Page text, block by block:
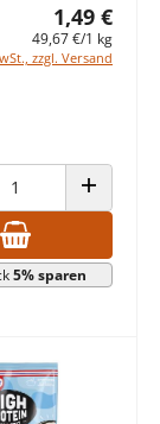
1,49 €
49,67 €/1 kg
zzgl. Versand
ANZAHL
5% sparen